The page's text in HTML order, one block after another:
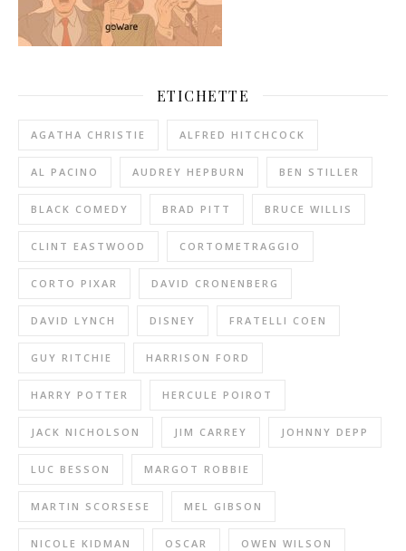
ETICHETTE
AGATHA CHRISTIE ALFRED HITCHCOCK
AL PACINO AUDREY HEPBURN BEN STILLER
BLACK COMEDY BRAD PITT BRUCE WILLIS
CLINT EASTWOOD CORTOMETRAGGIO
CORTO PIXAR DAVID CRONENBERG
DAVID LYNCH DISNEY FRATELLI COEN
GUY RITCHIE HARRISON FORD
HARRY POTTER HERCULE POIROT
JACK NICHOLSON JIM CARREY JOHNNY DEPP
LUC BESSON MARGOT ROBBIE
MARTIN SCORSESE MEL GIBSON
NICOLE KIDMAN OSCAR OWEN WILSON